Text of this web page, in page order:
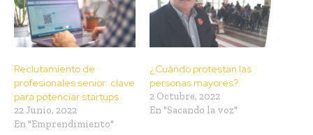
Reclutamiento de
profesionales senior: clave
para potenciar startups
22 Junio, 2022
En "Emprendimiento"
¿Cuándo protestan las
personas mayores?
2 Octubre, 2022
En "Sacando la voz"